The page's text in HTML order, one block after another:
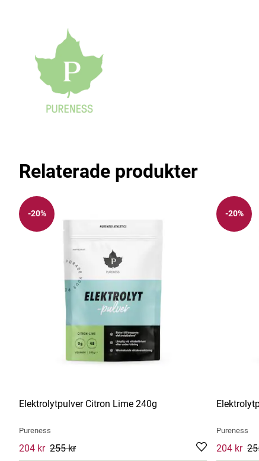
Relaterade produkter
-20%
Elektrolytpulver Citron Lime 240g
Pureness
Current price:
204 kr 255 kr
-20%
Pureness
Current
204 kr